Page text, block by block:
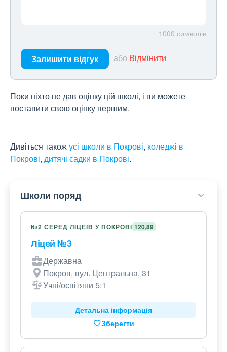
1000 символів
Залишити відгук або Відмінити
Поки ніхто не дав оцінку цій школі, і ви можете
поставити свою оцінку першим.
Дивіться такожусі школи в Покрові, коледжі в
Покрові, дитячі садки в Покрові.
Школи поряд
№2 СЕРЕД ЛІЦЕЇВ У ПОКРОВІ 120,89
Ліцей №3
Державна
Покров, вул. Центральна, 31
Учні/освітяни 5:1
Детальна інформація
Зберегти